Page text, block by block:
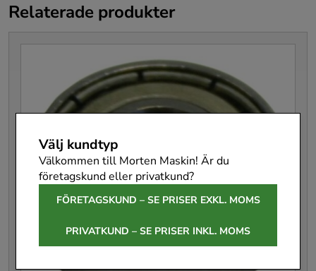
Välj kundtyp
Välkommen till Morten Maskin! Är du
företagskund eller privatkund?
FÖRETAGSKUND – SE PRISER EXKL. MOMS
PRIVATKUND – SE PRISER INKL. MOMS
Relaterade produkter